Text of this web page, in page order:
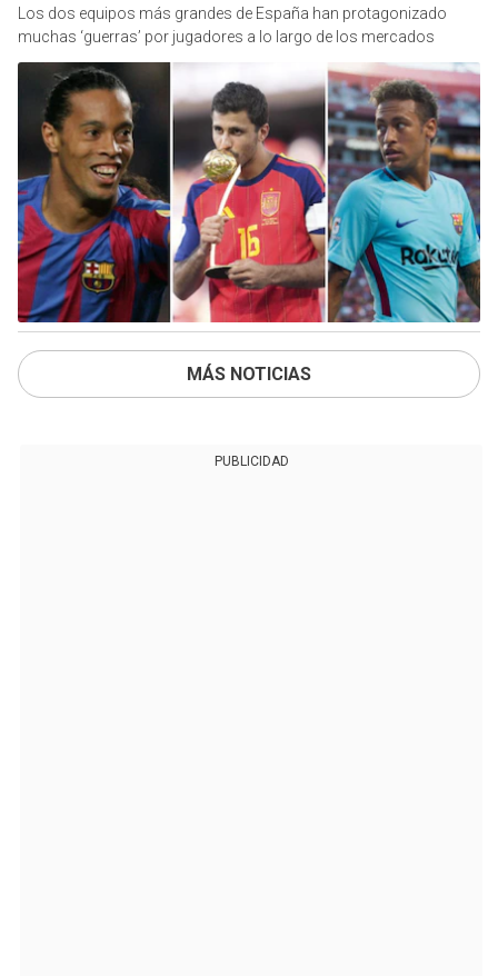
Los dos equipos más grandes de España han protagonizado
muchas ‘guerras’ por jugadores a lo largo de los mercados
MÁS NOTICIAS
PUBLICIDAD